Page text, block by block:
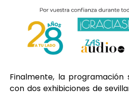
Finalmente, la
con dos exhibiciones de